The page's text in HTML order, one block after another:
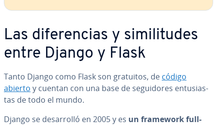
Las di­fe­re­n­cias y si­mi­li­tu­des
entre Django y Flask
Tanto Django como Flask son gratuitos, de código
abierto y cuentan con una base de se­gui­do­res en­tu­sia­s­
tas de todo el mundo.
Django se de­sa­rro­lló en 2005 y es un framework full-